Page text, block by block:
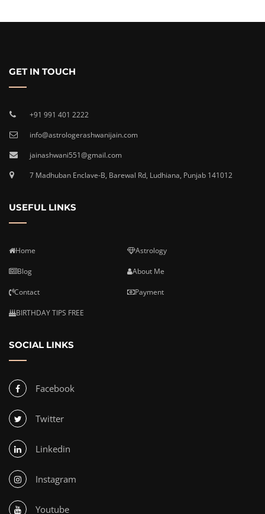
GET IN TOUCH
+91 991 401 2222
info@astrologerashwanijain.com
jainashwani551@gmail.com
7 Madhuban Enclave-B, Barewal Rd, Ludhiana, Punjab 141012
USEFUL LINKS
Home Astrology
Blog About Me
Contact Payment
BIRTHDAY TIPS FREE
SOCIAL LINKS
Facebook
Twitter
Linkedin
Instagram
Youtube